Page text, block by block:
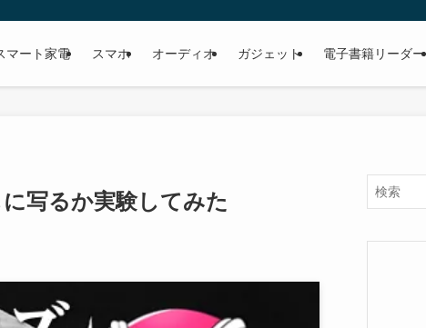
マート家電 スマホ オーディオ ガジェット 電子書籍リーダー
写るか実験してみた